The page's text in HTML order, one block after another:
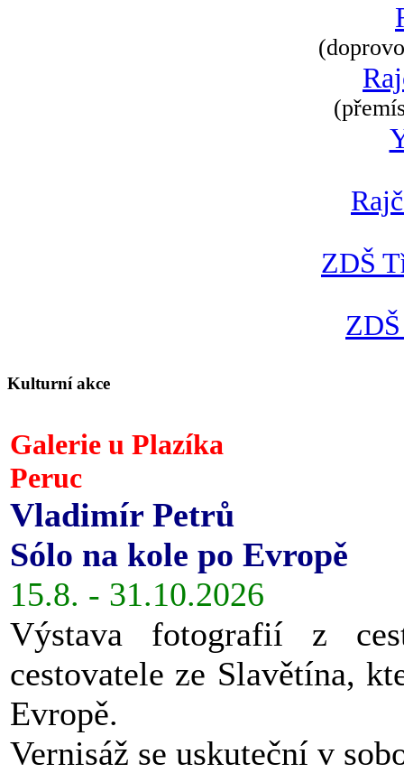
ZDŠ
Kulturní akce
Galerie u Plazíka
Peruc
Vladimír Petrů
Sólo na kole po Evropě
15.8. - 31.10.2026
Výstava fotografií z
cestovatele ze Slavětína,
Evropě.
Vernisáž se uskuteční v